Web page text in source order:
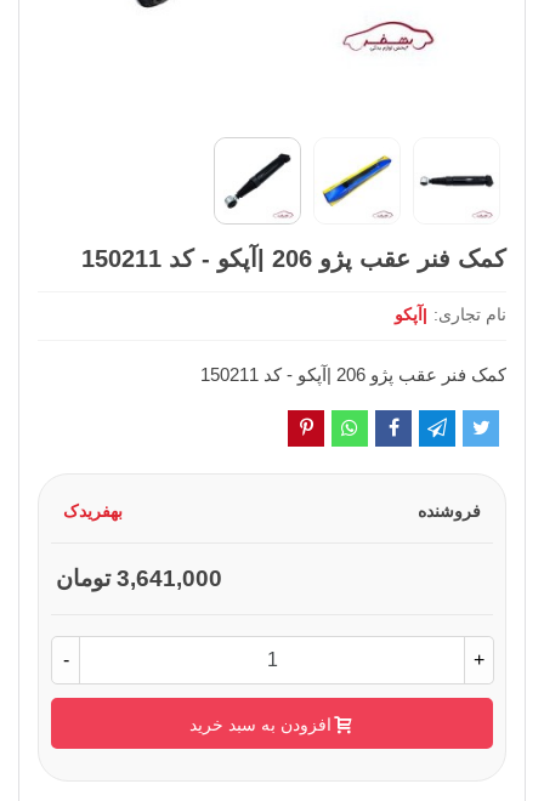
کمک فنر عقب پژو 206 |آپکو - کد 150211
نام تجاری: |آپکو
کمک فنر عقب پژو 206 |آپکو - کد 150211
فروشنده بهفریدک
3,641,000 تومان
- +
افزودن به سبد خرید